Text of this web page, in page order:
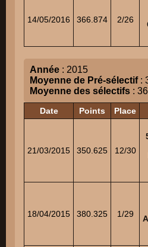
14/05/2016 366.874 2/26
Année : 2015
Moyenne de Pré-sélectif:
Moyenne des sélectifs :
Date Points Place
21/03/2015 350.625 12/30
18/04/2015 380.325 1/29